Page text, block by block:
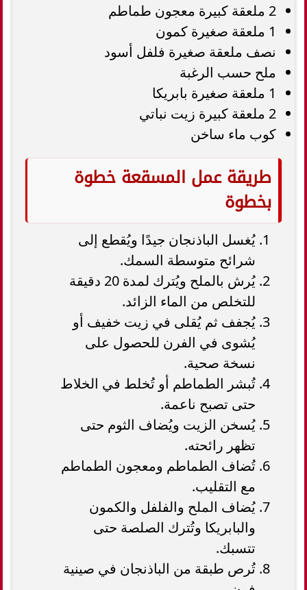
2 ملعقة كبيرة معجون طماطم
1 ملعقة صغيرة كمون
نصف ملعقة صغيرة فلفل أسود
ملح حسب الرغبة
1 ملعقة صغيرة بابريكا
2 ملعقة كبيرة زيت نباتي
كوب ماء ساخن
طريقة عمل المسقعة خطوة
بخطوة
يُغسل الباذنجان جيدًا ويُقطع إلى
شرائح متوسطة السمك.
يُرش بالملح ويُترك لمدة 20 دقيقة
للتخلص من الماء الزائد.
يُجفف ثم يُقلى في زيت خفيف أو
يُشوى في الفرن للحصول على
نسخة صحية.
تُبشر الطماطم أو تُخلط في الخلاط
حتى تصبح ناعمة.
يُسخن الزيت ويُضاف الثوم حتى
تظهر رائحته.
تُضاف الطماطم ومعجون الطماطم
مع التقليب.
يُضاف الملح والفلفل والكمون
والبابريكا وتُترك الصلصة حتى
تتسبك.
تُرص طبقة من الباذنجان في صينية